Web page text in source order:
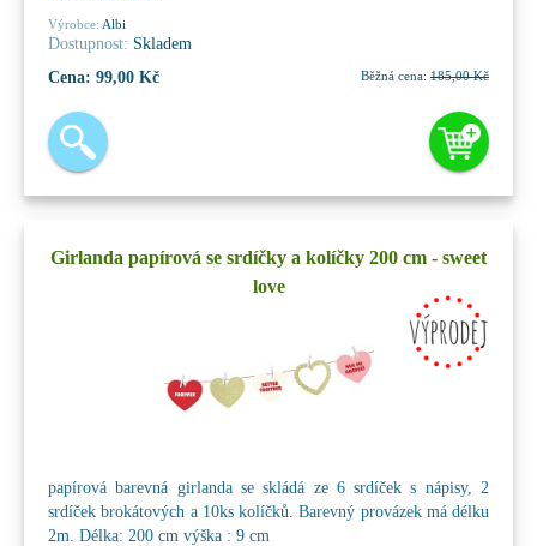
Výrobce: Albi
Dostupnost: Skladem
Cena: 99,00 Kč Běžná cena: 185,00 Kč
Girlanda papírová se srdíčky a kolíčky 200 cm - sweet
love
papírová barevná girlanda se skládá ze 6 srdíček s nápisy, 2
srdíček brokátových a 10ks kolíčků. Barevný provázek má délku
2m. Délka: 200 cm výška : 9 cm